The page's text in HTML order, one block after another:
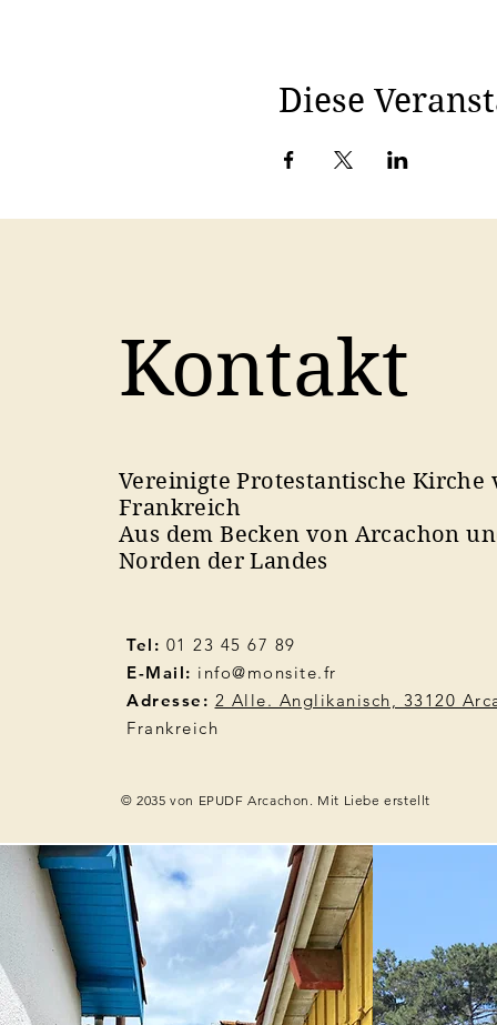
Diese
Kontakt
Vereinigte Protestantische Kirche
Frankreich
Aus dem Becken von Arcachon
Norden der Landes
Tel: 01 23 45 67 89
E-Mail: info@monsite.fr
Adresse: 2 Alle. Anglikanisch, 33120
Frankreich
© 2035 von EPUDF Arcachon. Mit Liebe erstellt